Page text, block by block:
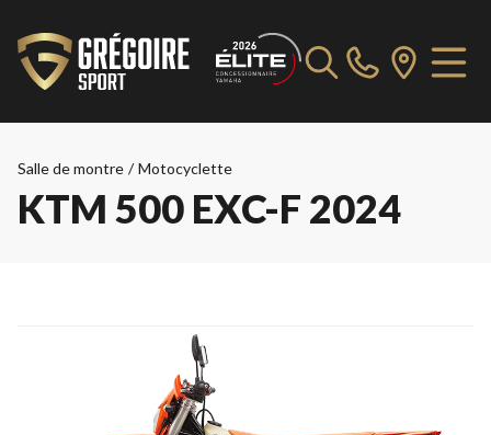
Salle de montre / Motocyclette
KTM 500 EXC-F 2024